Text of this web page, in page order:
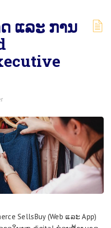
ແລະ ການ
SellsBuy (Web ແລ​ະ App)